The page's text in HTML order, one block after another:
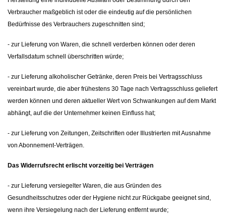
Verbraucher maßgeblich ist oder die eindeutig auf die persönlichen
Bedürfnisse des Verbrauchers zugeschnitten sind;
- zur Lieferung von Waren, die schnell verderben können oder deren
Verfallsdatum schnell überschritten würde;
- zur Lieferung alkoholischer Getränke, deren Preis bei Vertragsschluss
vereinbart wurde, die aber frühestens 30 Tage nach Vertragsschluss geliefert
werden können und deren aktueller Wert von Schwankungen auf dem Markt
abhängt, auf die der Unternehmer keinen Einfluss hat;
- zur Lieferung von Zeitungen, Zeitschriften oder Illustrierten mit Ausnahme
von Abonnement-Verträgen.
Das Widerrufsrecht erlischt vorzeitig bei Verträgen
- zur Lieferung versiegelter Waren, die aus Gründen des
Gesundheitsschutzes oder der Hygiene nicht zur Rückgabe geeignet sind,
wenn ihre Versiegelung nach der Lieferung entfernt wurde;